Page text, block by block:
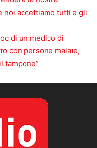
noi accettiamo tutti e gli
di un medico di
con persone malate,
tampone”